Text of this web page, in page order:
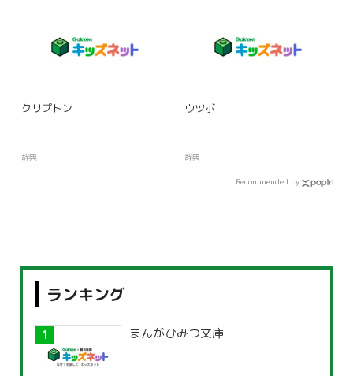
クリプトン
辞典
ウツボ
辞典
Recommended by
ランキング
まんがひみつ文庫